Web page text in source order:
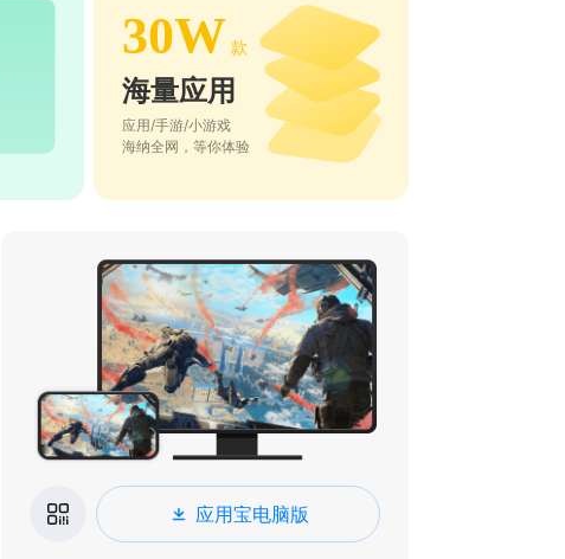
30W 款
海量应用
应用/手游/小游戏
海纳全网，等你体验
应用宝电脑版